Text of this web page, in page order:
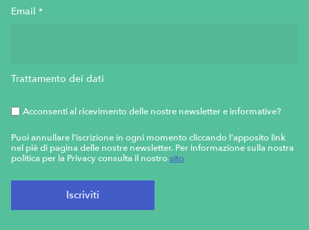
Email *
Trattamento dei dati
Acconsenti al ricevimento delle nostre newsletter e informative?
Puoi annullare l'iscrizione in ogni momento cliccando l'apposito link
nel piè di pagina delle nostre newsletter. Per informazione sulla nostra
politica per la Privacy consulta il nostrosito